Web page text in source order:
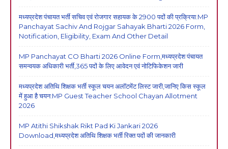
मध्यप्रदेश पंचायत भर्ती सचिव एवं रोजगार सहायक के 2900 पदों की प्रक्रिया:MP
Panchayat Sachiv And Rojgar Sahayak Bharti 2026 Form,
Notification, Eligibility, Exam And Other Detail
MP Panchayat CO Bharti 2026 Online Form,मध्यप्रदेश पंचायत
समन्वयक अधिकारी भर्ती,365 पदों के लिए आवेदन एवं नोटिफिकेशन जारी
मध्यप्रदेश अतिथि शिक्षक भर्ती स्कूल चयन अलॉटमेंट लिस्ट जारी,जानिए किस स्कूल
में हुआ है चयन:MP Guest Teacher School Chayan Allotment
2026
MP Atithi Shikshak Rikt Pad Ki Jankari 2026
Download,मध्यप्रदेश अतिथि शिक्षक भर्ती रिक्त पदों की जानकारी